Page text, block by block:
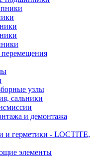
узлы
сальники
и демонтажа
герметики - LOCTITE,
элементы